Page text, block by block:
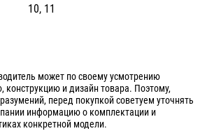
10, 11
может по своему усмотрению
конструкцию и дизайн товара. Поэтому,
перед покупкой советуем уточнять
информацию о комплектации и
конкретной модели.